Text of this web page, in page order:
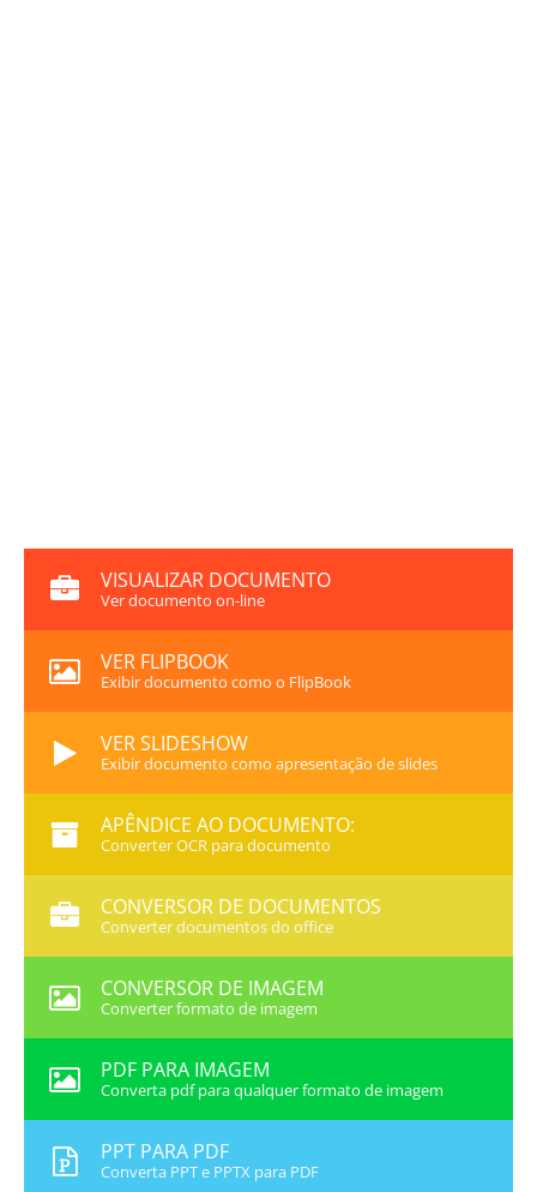
VISUALIZAR DOCUMENTO
Ver documento on-line
VER FLIPBOOK
Exibir documento como o FlipBook
VER SLIDESHOW
Exibir documento como apresentação de slides
APÊNDICE AO DOCUMENTO:
Converter OCR para documento
CONVERSOR DE DOCUMENTOS
Converter documentos do office
CONVERSOR DE IMAGEM
Converter formato de imagem
PDF PARA IMAGEM
Converta pdf para qualquer formato de imagem
PPT PARA PDF
Converta PPT e PPTX para PDF